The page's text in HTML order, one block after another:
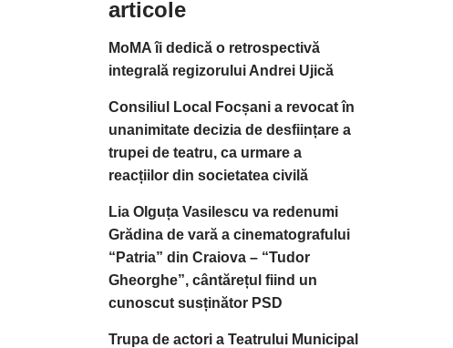
articole
MoMA îi dedică o retrospectivă
integrală regizorului Andrei Ujică
Consiliul Local Focșani a revocat în
unanimitate decizia de desființare a
trupei de teatru, ca urmare a
reacțiilor din societatea civilă
Lia Olguța Vasilescu va redenumi
Grădina de vară a cinematografului
“Patria” din Craiova – “Tudor
Gheorghe”, cântărețul fiind un
cunoscut susținător PSD
Trupa de actori a Teatrului Municipal